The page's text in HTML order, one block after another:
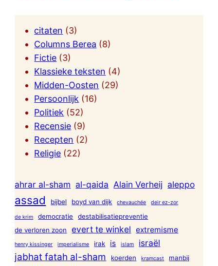
citaten (3)
Columns Berea (8)
Fictie (3)
Klassieke teksten (4)
Midden-Oosten (29)
Persoonlijk (16)
Politiek (52)
Recensie (9)
Recepten (2)
Religie (22)
ahrar al-sham al-qaida Alain Verheij aleppo
assad bijbel boyd van dijk chevauchée deir ez-zor
de krim democratie
destabilisatiepreventie
de verloren zoon
evert te winkel extremisme
henry kissinger imperialisme irak is islam israël
jabhat fatah al-sham koerden kramcast manbij